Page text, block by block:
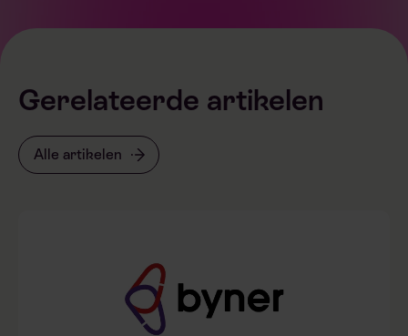
Gerelateerde artikelen
Alle artikelen